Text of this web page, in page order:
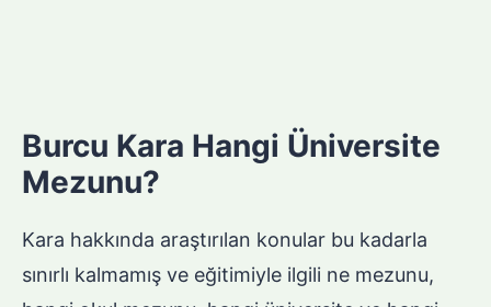
Burcu Kara Hangi Üniversite
Mezunu?
Kara hakkında araştırılan konular bu kadarla
sınırlı kalmamış ve eğitimiyle ilgili ne mezunu,